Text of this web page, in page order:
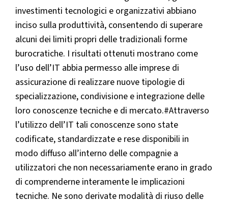
investimenti tecnologici e organizzativi abbiano
inciso sulla produttività, consentendo di superare
alcuni dei limiti propri delle tradizionali forme
burocratiche. I risultati ottenuti mostrano come
l’uso dell’IT abbia permesso alle imprese di
assicurazione di realizzare nuove tipologie di
specializzazione, condivisione e integrazione delle
loro conoscenze tecniche e di mercato.#Attraverso
l’utilizzo dell’IT tali conoscenze sono state
codificate, standardizzate e rese disponibili in
modo diffuso all’interno delle compagnie a
utilizzatori che non necessariamente erano in grado
di comprenderne interamente le implicazioni
tecniche. Ne sono derivate modalità di riuso delle